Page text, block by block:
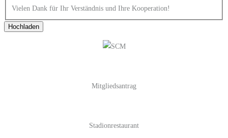
Vielen Dank für Ihr Verständnis und Ihre Kooperation!
Hochladen
Mitgliedsantrag
Stadionrestaurant